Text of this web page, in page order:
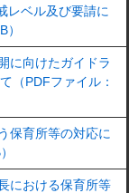
レベル及び要請に
に向けたガイドラ
（PDFファイル：
保育所等の対応に
における保育所等